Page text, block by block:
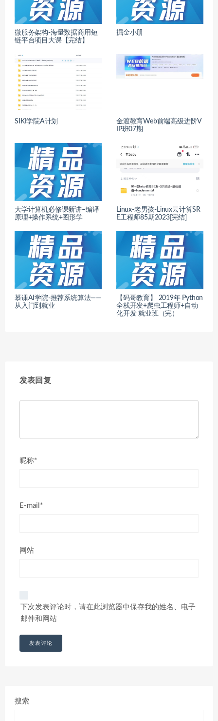
微服务架构-海量数据商用短
链平台项目大课【完结】
掘金小册
SIKI学院A计划
金渡教育Web前端高级进阶V
IP班07期
大学计算机必修课新讲–编译
原理+操作系统+图形学
Linux-老男孩-Linux云计算SR
E工程师85期2023[完结]
慕课AI学院-推荐系统算法——
从入门到就业
【码哥教育】 2019年 Python
全栈开发+爬虫工程师+自动
化开发 就业班（完）
发表回复
昵称*
E-mail*
网站
下次发表评论时，请在此浏览器中保存我的姓名、电子
邮件和网站
搜索